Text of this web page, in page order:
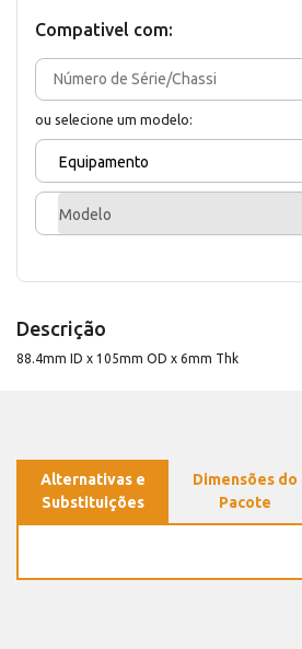
Compativel com:
ou selecione um modelo:
Equipamento
Modelo
Descrição
88.4mm ID x 105mm OD x 6mm Thk
Alternativas e
Substituições
Dimensões do
Pacote